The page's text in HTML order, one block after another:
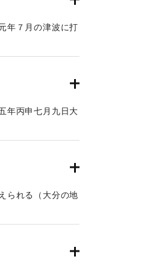
年７月の津波に打
年丙申七月九日大
の津波の被害が記
と考えられる。
られる（大分の地